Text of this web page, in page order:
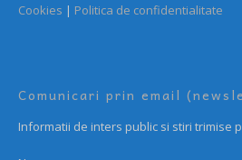
Cookies | Politica de confidentialitate
Comunicari prin email
Informatii de inters public si stiri trimise